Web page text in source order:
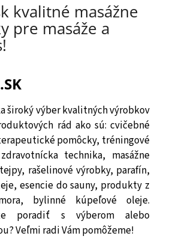
kvalitné masážne
pre masáže a
široký výber kvalitných výrobkov
rád ako sú: cvičebné
pomôcky, tréningové
technika, masážne
rašelinové výrobky, parafín,
esencie do sauny, produkty z
bylinné kúpeľové oleje.
poradiť s výberom alebo
Veľmi radi Vám pomôžeme!